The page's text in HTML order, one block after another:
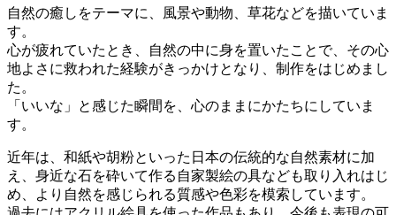
自然の癒しをテーマに、風景や動物、草花などを描いていま
す。
心が疲れていたとき、自然の中に身を置いたことで、その心
地よさに救われた経験がきっかけとなり、制作をはじめまし
た。
「いいな」と感じた瞬間を、心のままにかたちにしていま
す。
近年は、和紙や胡粉といった日本の伝統的な自然素材に加
え、身近な石を砕いて作る自家製絵の具なども取り入れはじ
め、より自然を感じられる質感や色彩を模索しています。